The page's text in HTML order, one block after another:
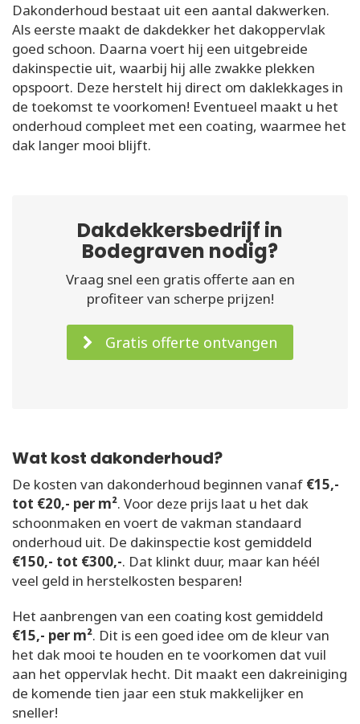
Dakonderhoud bestaat uit een aantal dakwerken.
Als eerste maakt de dakdekker het dakoppervlak
goed schoon. Daarna voert hij een uitgebreide
dakinspectie uit, waarbij hij alle zwakke plekken
opspoort. Deze herstelt hij direct om daklekkages in
de toekomst te voorkomen! Eventueel maakt u het
onderhoud compleet met een coating, waarmee het
dak langer mooi blijft.
Dakdekkersbedrijf in
Bodegraven nodig?
Vraag snel een gratis offerte aan en
profiteer van scherpe prijzen!
Gratis offerte ontvangen
Wat kost dakonderhoud?
De kosten van dakonderhoud beginnen vanaf €15,-
tot €20,- per m². Voor deze prijs laat u het dak
schoonmaken en voert de vakman standaard
onderhoud uit. De dakinspectie kost gemiddeld
€150,- tot €300,-. Dat klinkt duur, maar kan héél
veel geld in herstelkosten besparen!
Het aanbrengen van een coating kost gemiddeld
€15,- per m². Dit is een goed idee om de kleur van
het dak mooi te houden en te voorkomen dat vuil
aan het oppervlak hecht. Dit maakt een dakreiniging
de komende tien jaar een stuk makkelijker en
sneller!